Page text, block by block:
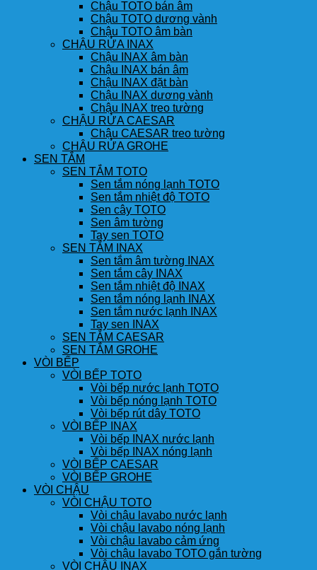
Chậu TOTO bán âm
Chậu TOTO dương vành
Chậu TOTO âm bàn
CHẬU RỬA INAX
Chậu INAX âm bàn
Chậu INAX bán âm
Chậu INAX đặt bàn
Chậu INAX dương vành
Chậu INAX treo tường
CHẬU RỬA CAESAR
Chậu CAESAR treo tường
CHẬU RỬA GROHE
SEN TẮM
SEN TẮM TOTO
Sen tắm nóng lạnh TOTO
Sen tắm nhiệt độ TOTO
Sen cây TOTO
Sen âm tường
Tay sen TOTO
SEN TẮM INAX
Sen tắm âm tường INAX
Sen tắm cây INAX
Sen tắm nhiệt độ INAX
Sen tắm nóng lạnh INAX
Sen tắm nước lạnh INAX
Tay sen INAX
SEN TẮM CAESAR
SEN TẮM GROHE
VÒI BẾP
VÒI BẾP TOTO
Vòi bếp nước lạnh TOTO
Vòi bếp nóng lạnh TOTO
Vòi bếp rút dây TOTO
VÒI BẾP INAX
Vòi bếp INAX nước lạnh
Vòi bếp INAX nóng lạnh
VÒI BẾP CAESAR
VÒI BẾP GROHE
VÒI CHẬU
VÒI CHẬU TOTO
Vòi chậu lavabo nước lạnh
Vòi chậu lavabo nóng lạnh
Vòi chậu lavabo cảm ứng
Vòi chậu lavabo TOTO gắn tường
VÒI CHẬU INAX